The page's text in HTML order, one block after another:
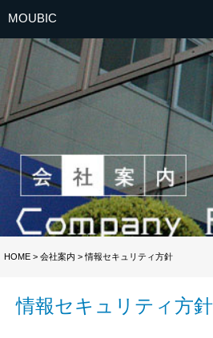
MOUBIC
HOME > 会社案内 > 情報セキュリティ方針
情報セキュリティ方針